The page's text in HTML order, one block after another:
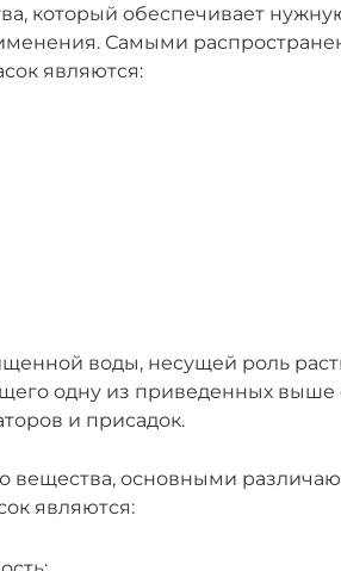
который обеспечивает
Самыми
являются:
воды, несущей роль
одну из приведенных выше
и присадок.
вещества, основными
являются: